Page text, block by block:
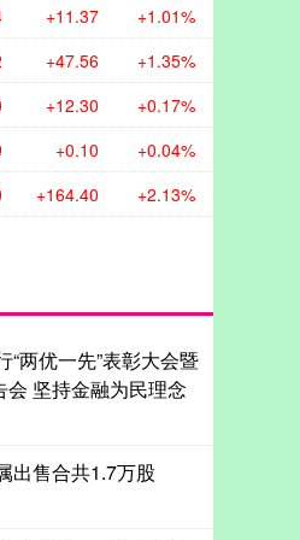
+11.37 +1.01%
+47.56 +1.35%
+12.30 +0.17%
+0.10 +0.04%
+164.40 +2.13%
两优一先”表彰大会暨
坚持金融为民理念
出售合共1.7万股